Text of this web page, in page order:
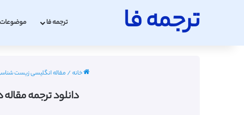
ترجمه فا ترجمه فا موضوعات
خانه/مقاله انگلیسی زیست شناسی با
دانلود ترجمه